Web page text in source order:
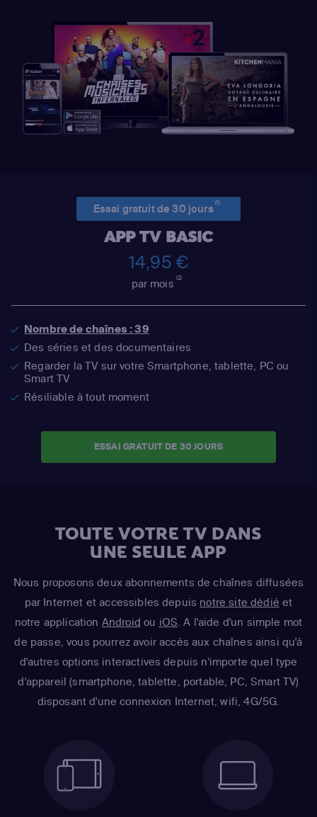
Essai gratuit de 30 jours(1)
APP TV BASIC
14,95 €
par mois(2)
Nombre de chaînes : 39
Des séries et des documentaires
Regarder la TV sur votre Smartphone, tablette, PC ou
Smart TV
Résiliable à tout moment
ESSAI GRATUIT DE 30 JOURS
TOUTE VOTRE TV DANS
UNE SEULE APP
Nous proposons deux abonnements de chaînes diffusées
par Internet et accessibles depuis notre site dédié et
notre application Android ou iOS . A l'aide d'un simple mot
de passe, vous pourrez avoir accès aux chaînes ainsi qu'à
d'autres options interactives depuis n'importe quel type
d'appareil (smartphone, tablette, portable, PC, Smart TV)
disposant d'une connexion Internet, wifi, 4G/5G.